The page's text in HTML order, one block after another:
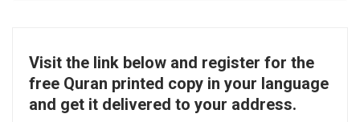
Visit the link below and register for the
free Quran printed copy in your language
and get it delivered to your address.